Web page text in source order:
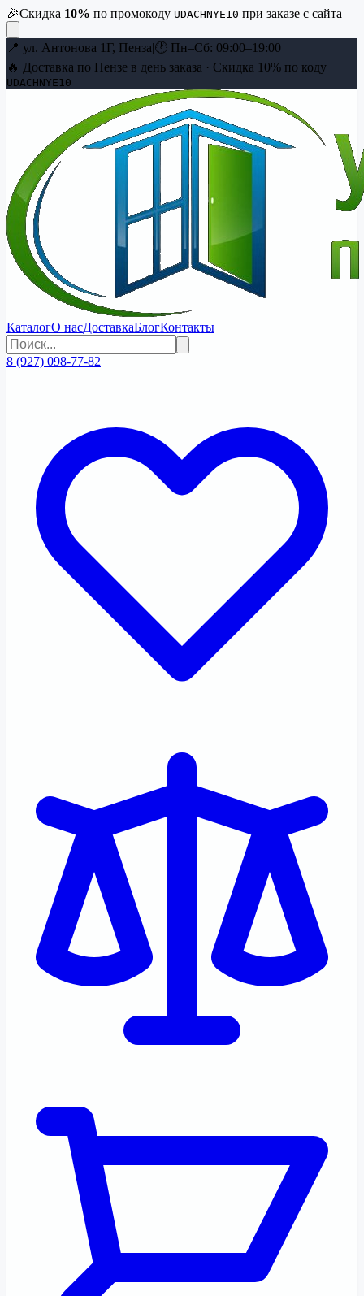
🎉Скидка 10% по промокоду UDACHNYE10 при заказе с сайта
📍 ул. Антонова 1Г, Пенза|🕐 Пн–Сб: 09:00–19:00
🔥 Доставка по Пензе в день заказа · Скидка 10% по коду
UDACHNYE10
КаталогО насДоставкаБлогКонтакты
8 (927) 098-77-82